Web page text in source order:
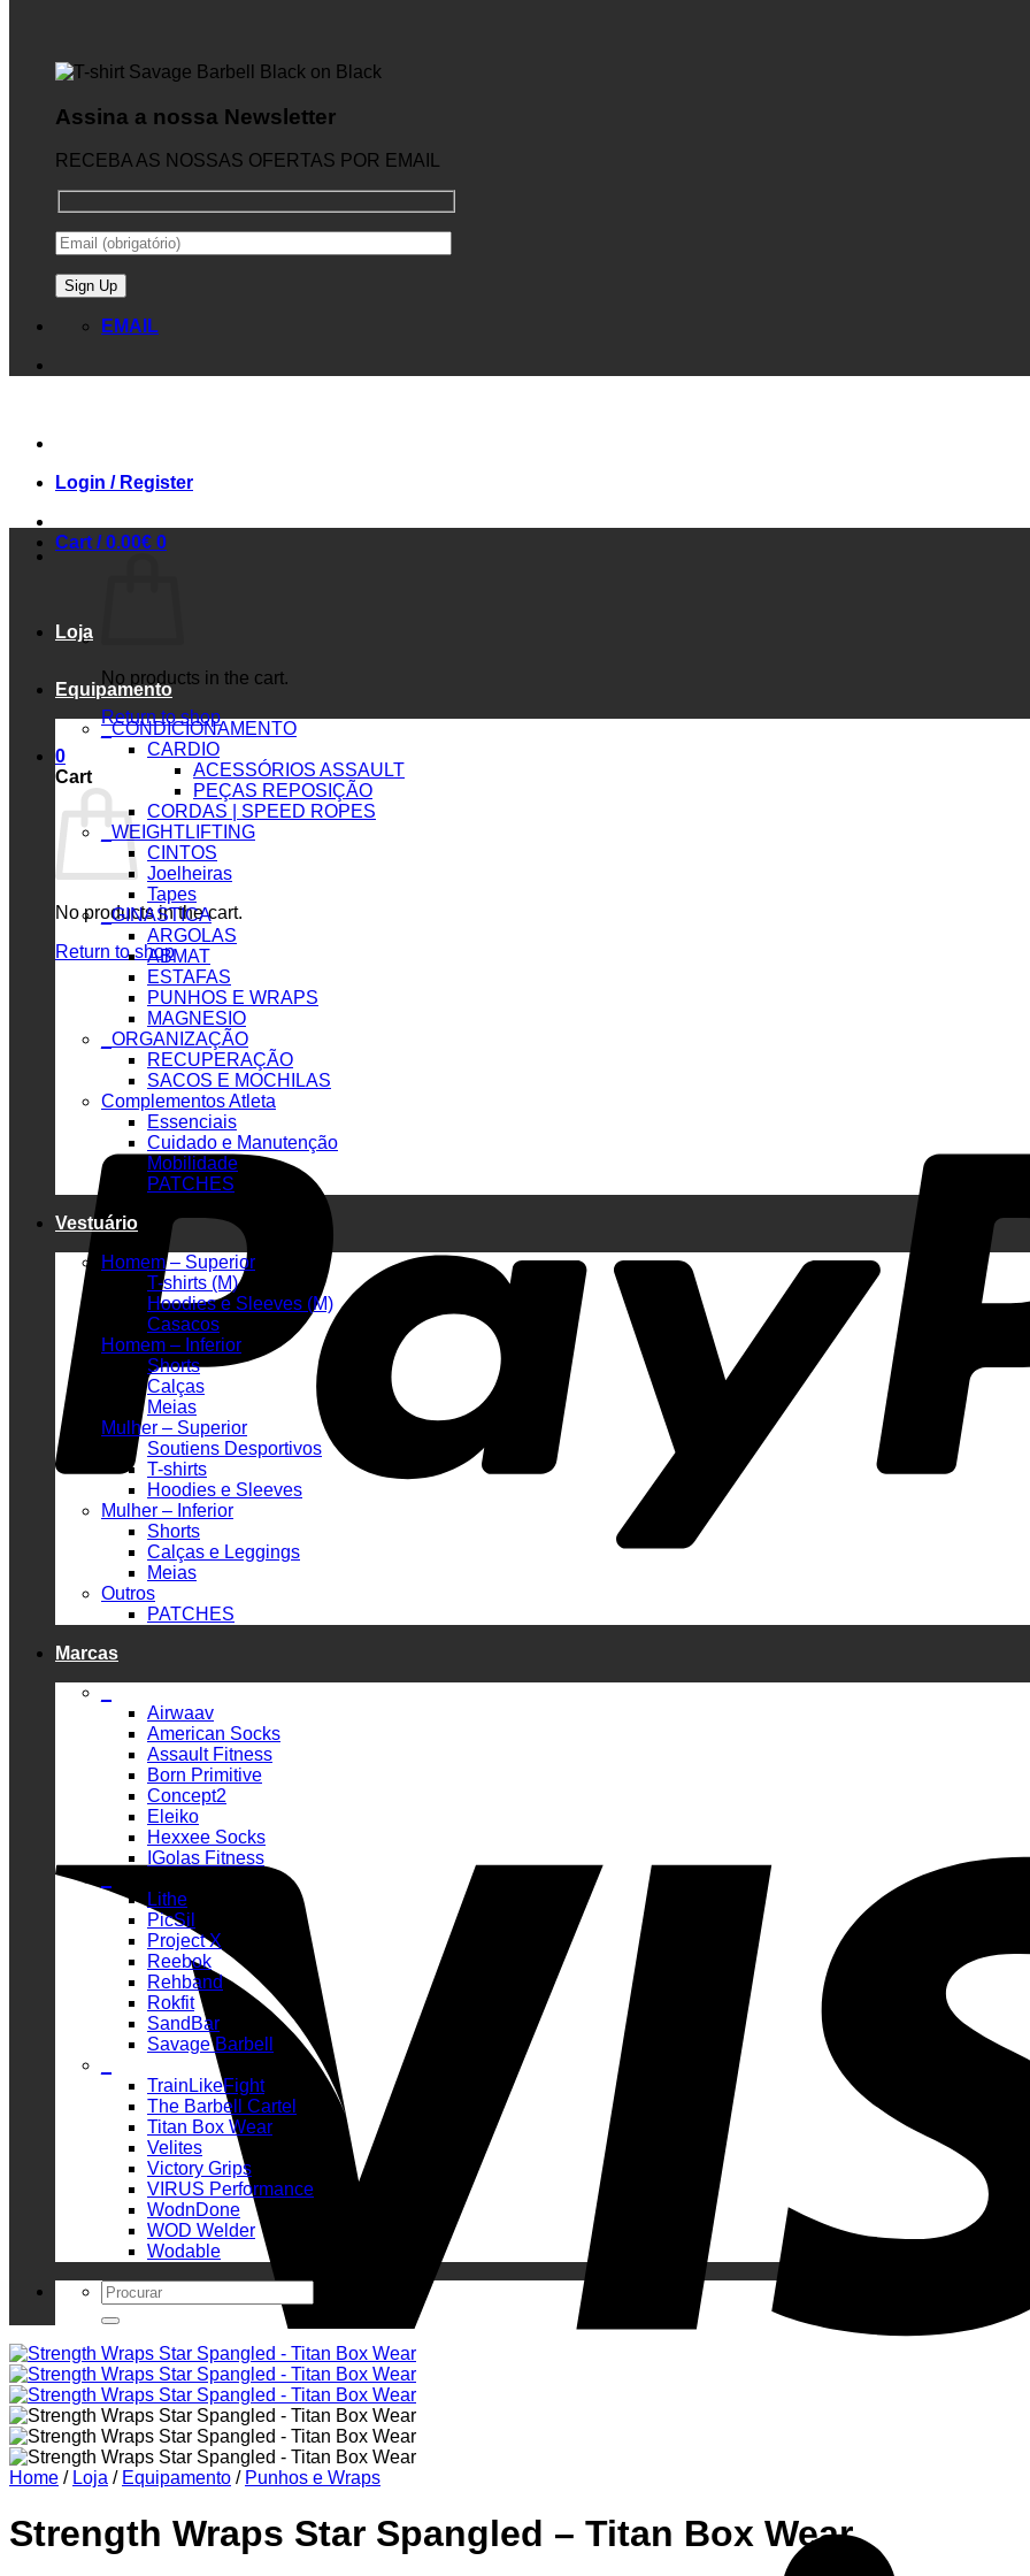
Assina a nossa Newsletter
RECEBA AS NOSSAS OFERTAS POR EMAIL
EMAIL
Login / Register
Cart /0.00€ 0
No products in the cart.
Return to shop
0
Cart
No products in the cart.
Return to shop
Loja
Equipamento
_CONDICIONAMENTO
CARDIO
ACESSÓRIOS ASSAULT
PEÇAS REPOSIÇÃO
CORDAS | SPEED ROPES
_WEIGHTLIFTING
CINTOS
Joelheiras
Tapes
_GINASTICA
ARGOLAS
ABMAT
ESTAFAS
PUNHOS E WRAPS
MAGNESIO
_ORGANIZAÇÃO
RECUPERAÇÃO
SACOS E MOCHILAS
Complementos Atleta
Essenciais
Cuidado e Manutenção
Mobilidade
PATCHES
Vestuário
Homem – Superior
T-shirts (M)
Hoodies e Sleeves (M)
Casacos
Homem – Inferior
Shorts
Calças
Meias
Mulher – Superior
Soutiens Desportivos
T-shirts
Hoodies e Sleeves
Mulher – Inferior
Shorts
Calças e Leggings
Meias
Outros
PATCHES
Marcas
Airwaav
American Socks
Assault Fitness
Born Primitive
Concept2
Eleiko
Hexxee Socks
IGolas Fitness
Lithe
PicSil
Project X
Reebok
Rehband
Rokfit
SandBar
Savage Barbell
TrainLikeFight
The Barbell Cartel
Titan Box Wear
Velites
Victory Grips
VIRUS Performance
WodnDone
WOD Welder
Wodable
Search
for:
Home / Loja / Equipamento / Punhos e Wraps
Strength Wraps Star Spangled – Titan Box Wear